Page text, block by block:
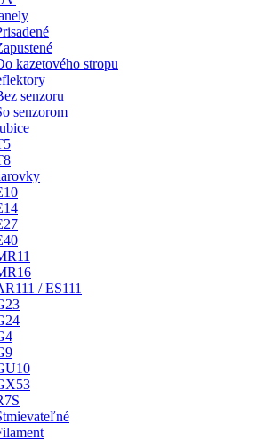
kazetového stropu
senzoru
senzorom
/ ES111